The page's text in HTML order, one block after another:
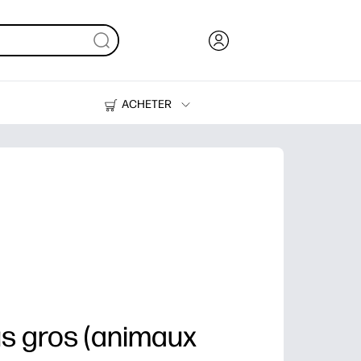
ACHETER
Imprimantes
gros (animaux